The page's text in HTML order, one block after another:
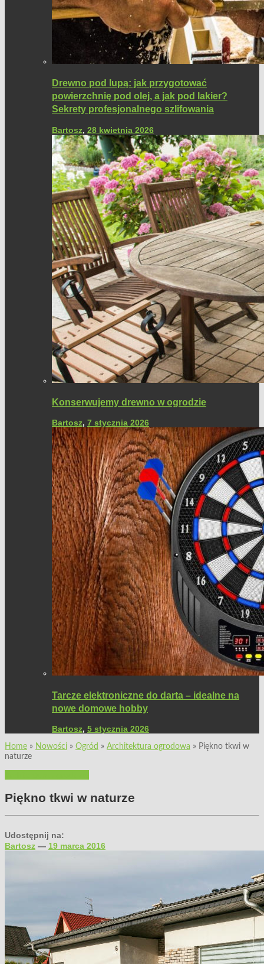
Drewno pod lupą: jak przygotować
powierzchnię pod olej, a jak pod lakier?
Sekrety profesjonalnego szlifowania
Bartosz, 28 kwietnia 2026
Konserwujemy drewno w ogrodzie
Bartosz, 7 stycznia 2026
Tarcze elektroniczne do darta – idealne na
nowe domowe hobby
Bartosz, 5 stycznia 2026
Home » Nowości » Ogród » Architektura ogrodowa » Piękno tkwi w
naturze
Piękno tkwi w naturze
Udostępnij na:
Bartosz — 19 marca 2016